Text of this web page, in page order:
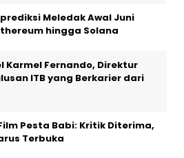
Meledak Awal Juni
hingga Solana
Karmel Fernando, Direktur
ITB yang Berkarier dari
Pesta Babi: Kritik Diterima,
Terbuka